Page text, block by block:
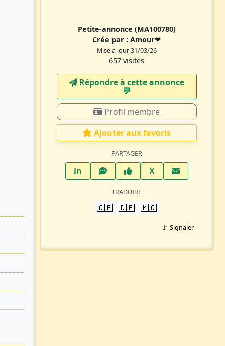
Petite-annonce (MA100780)
Crée par :Amour❤
Mise à jour 31/03/26
657 visites
Répondre à cette annonce
💬​
Profil membre
Ajouter aux favoris
PARTAGER
inLinkedInWhatsAppFacebook
XTwitter X
TRADUIRE
🇬🇧 🇩🇪 🇲🇬
🚩 Signaler